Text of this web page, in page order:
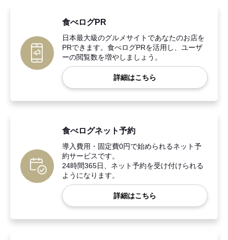
食べログPR
日本最大級のグルメサイトであなたのお店を
PRできます。食べログPRを活用し、ユーザ
ーの閲覧数を増やしましょう。
詳細はこちら
食べログネット予約
導入費用・固定費0円で始められるネット予
約サービスです。
24時間365日、ネット予約を受け付けられる
ようになります。
詳細はこちら